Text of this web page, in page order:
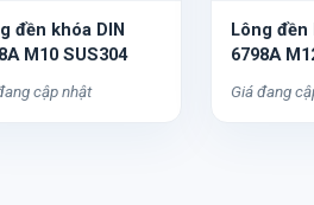
đền khóa DIN
M10 SUS304
cập nhật
Lông đền
6798A
Giá đang